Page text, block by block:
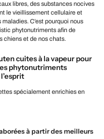
libres, des substances nocives
le vieillissement cellulaire et
C’est pourquoi nous
phytonutriments afin de
chiens et de nos chats.
cuites à la vapeur pour
phytonutriments
à partir des meilleurs